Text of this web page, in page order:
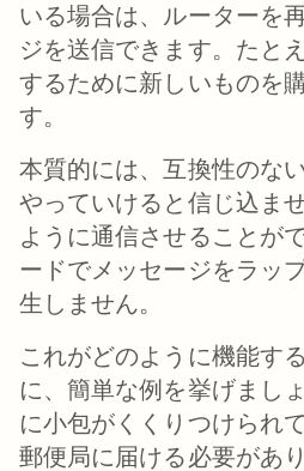
いる場合は、ルーターを
ジを送信できます。たと
するために新しいものを
す。
本質的には、互換性のな
やっていけると信じ込ま
ように通信させることが
ードでメッセージをラッ
生しません。
これがどのように機能す
に、簡単な例を挙げまし
に小包がくくりつけられ
郵便局に届ける必要があ